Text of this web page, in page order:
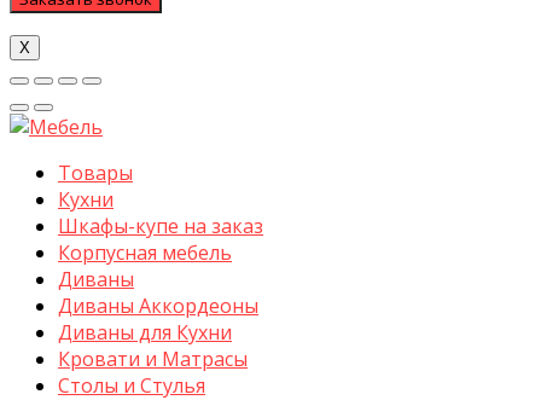
Х
Товары
Кухни
Шкафы-купе на заказ
Корпусная мебель
Диваны
Диваны Аккордеоны
Диваны для Кухни
Кровати и Матрасы
Столы и Стулья